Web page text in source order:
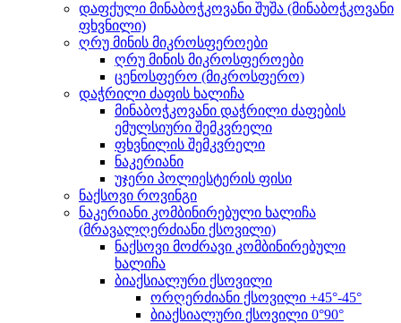
დაფქული მინაბოჭკოვანი შუშა (მინაბოჭკოვანი
ფხვნილი)
ღრუ მინის მიკროსფეროები
ღრუ მინის მიკროსფეროები
ცენოსფერო (მიკროსფერო)
დაჭრილი ძაფის ხალიჩა
მინაბოჭკოვანი დაჭრილი ძაფების
ემულსიური შემკვრელი
ფხვნილის შემკვრელი
ნაკერიანი
უჯერი პოლიესტერის ფისი
ნაქსოვი როვინგი
ნაკერიანი კომბინირებული ხალიჩა
(მრავალღერძიანი ქსოვილი)
ნაქსოვი მოძრავი კომბინირებული
ხალიჩა
ბიაქსიალური ქსოვილი
ორღერძიანი ქსოვილი +45°-45°
ბიაქსიალური ქსოვილი 0°90°